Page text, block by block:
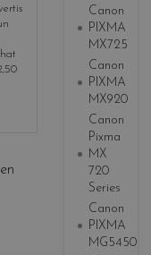
Canon
PIXMA
MX725
Canon
PIXMA
MX920
Canon
Pixma
MX
720
Series
Canon
PIXMA
MG5450